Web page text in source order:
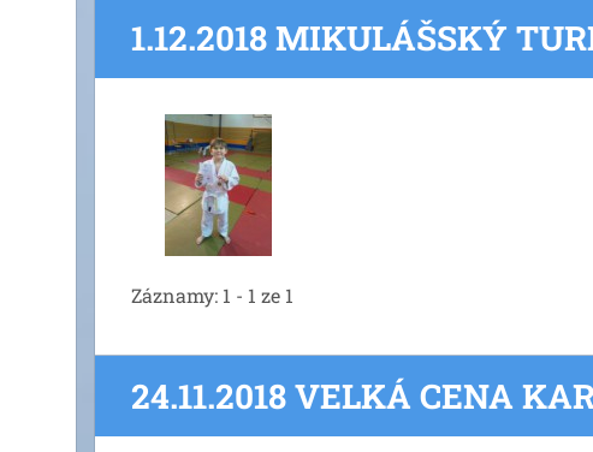
1.12.2018 MIKULÁŠSKÝ
Záznamy: 1 - 1 ze 1
24.11.2018 VELKÁ CENA